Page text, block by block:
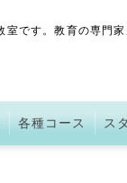
です。教育の専門家
各種コース ス